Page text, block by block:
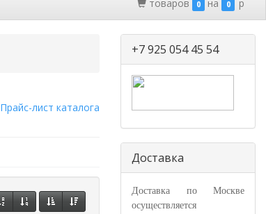
товаров 0 на 0 p
Прайс-лист каталога
+7 925 054 45 54
Доставка
Доставка по Москве
осуществляется